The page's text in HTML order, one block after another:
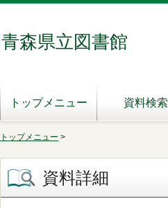
青森県立図書館
トップメニュー 資料検索
トップメニュー >
資料詳細